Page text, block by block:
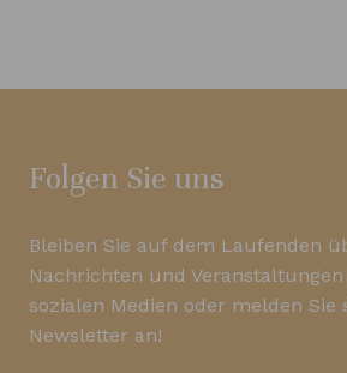
Folgen Sie uns
Bleiben Sie auf dem Laufenden
Nachrichten und
sozialen Medien oder melden
Newsletter an!